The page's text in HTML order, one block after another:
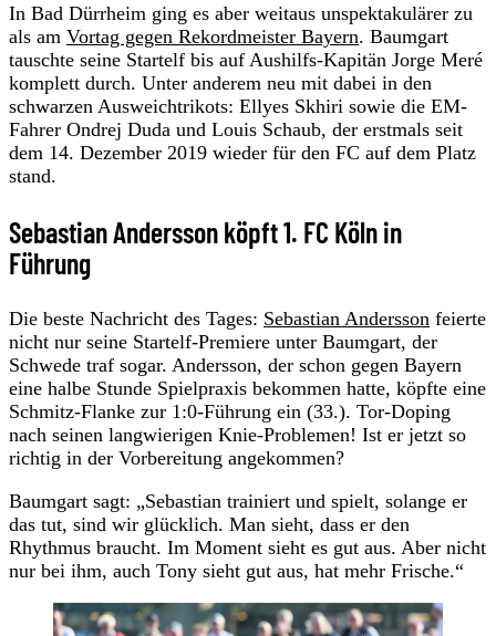
In Bad Dürrheim ging es aber weitaus unspektakulärer zu
als am Vortag gegen Rekordmeister Bayern. Baumgart
tauschte seine Startelf bis auf Aushilfs-Kapitän Jorge Meré
komplett durch. Unter anderem neu mit dabei in den
schwarzen Ausweichtrikots: Ellyes Skhiri sowie die EM-
Fahrer Ondrej Duda und Louis Schaub, der erstmals seit
dem 14. Dezember 2019 wieder für den FC auf dem Platz
stand.
Sebastian Andersson köpft 1. FC Köln in
Führung
Die beste Nachricht des Tages: Sebastian Andersson feierte
nicht nur seine Startelf-Premiere unter Baumgart, der
Schwede traf sogar. Andersson, der schon gegen Bayern
eine halbe Stunde Spielpraxis bekommen hatte, köpfte eine
Schmitz-Flanke zur 1:0-Führung ein (33.). Tor-Doping
nach seinen langwierigen Knie-Problemen! Ist er jetzt so
richtig in der Vorbereitung angekommen?
Baumgart sagt: „Sebastian trainiert und spielt, solange er
das tut, sind wir glücklich. Man sieht, dass er den
Rhythmus braucht. Im Moment sieht es gut aus. Aber nicht
nur bei ihm, auch Tony sieht gut aus, hat mehr Frische.“